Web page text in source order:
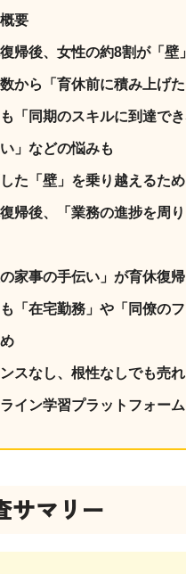
要
帰後、女性の約8割が「壁
から「育休前に積み上げ
「同期のスキルに到達で
」などの悩みも
た「壁」を乗り越えるた
帰後、「業務の進捗を周
の家事の手伝い」が育休復
「在宅勤務」や「同僚の
ンスなし、根性なしでも売
イン学習プラットフォー
サマリー